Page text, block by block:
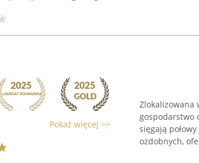
Pokaż więcej >>
Zlokalizowana
gospodarstwo
sięgają
ozdobnych,